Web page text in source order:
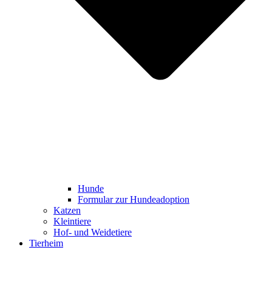
Hunde
Formular zur Hundeadoption
Katzen
Kleintiere
Hof- und Weidetiere
Tierheim